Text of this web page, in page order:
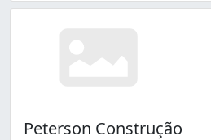
Peterson Construção